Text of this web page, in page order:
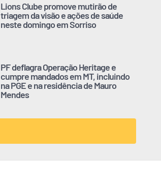
Lions Clube promove mutirão de
triagem da visão e ações de saúde
neste domingo em Sorriso
PF deflagra Operação Heritage e
cumpre mandados em MT, incluindo
na PGE e na residência de Mauro
Mendes